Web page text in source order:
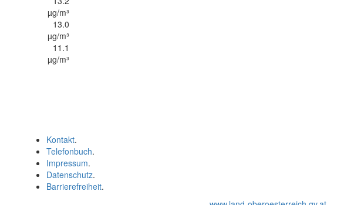
µg/m³
13.0
µg/m³
11.1
µg/m³
Kontakt.
Telefonbuch.
Impressum.
Datenschutz.
Barrierefreiheit.